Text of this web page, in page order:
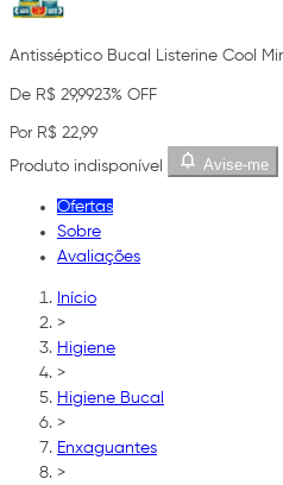
Antisséptico Bucal Listerine Cool
De R$ 29,9923% OFF
Por R$ 22,99
Produto indisponível
Avise-me
Ofertas
Sobre
Avaliações
Início
>
Higiene
>
Higiene Bucal
>
Enxaguantes
>